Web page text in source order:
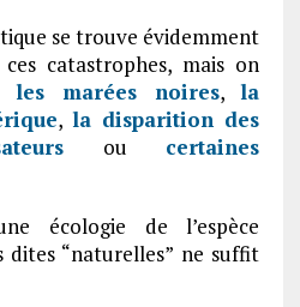
se trouve évidemment
catastrophes, mais on
les marées noires,la
, la disparition des
ou certaines
écologie de l’espèce
dites “naturelles” ne suffit